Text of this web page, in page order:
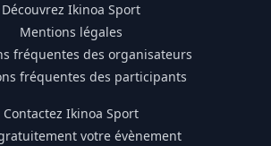
Découvrez Ikinoa Sport
Mentions légales
fréquentes des organisateurs
fréquentes des participants
Contactez Ikinoa Sport
votre évènement